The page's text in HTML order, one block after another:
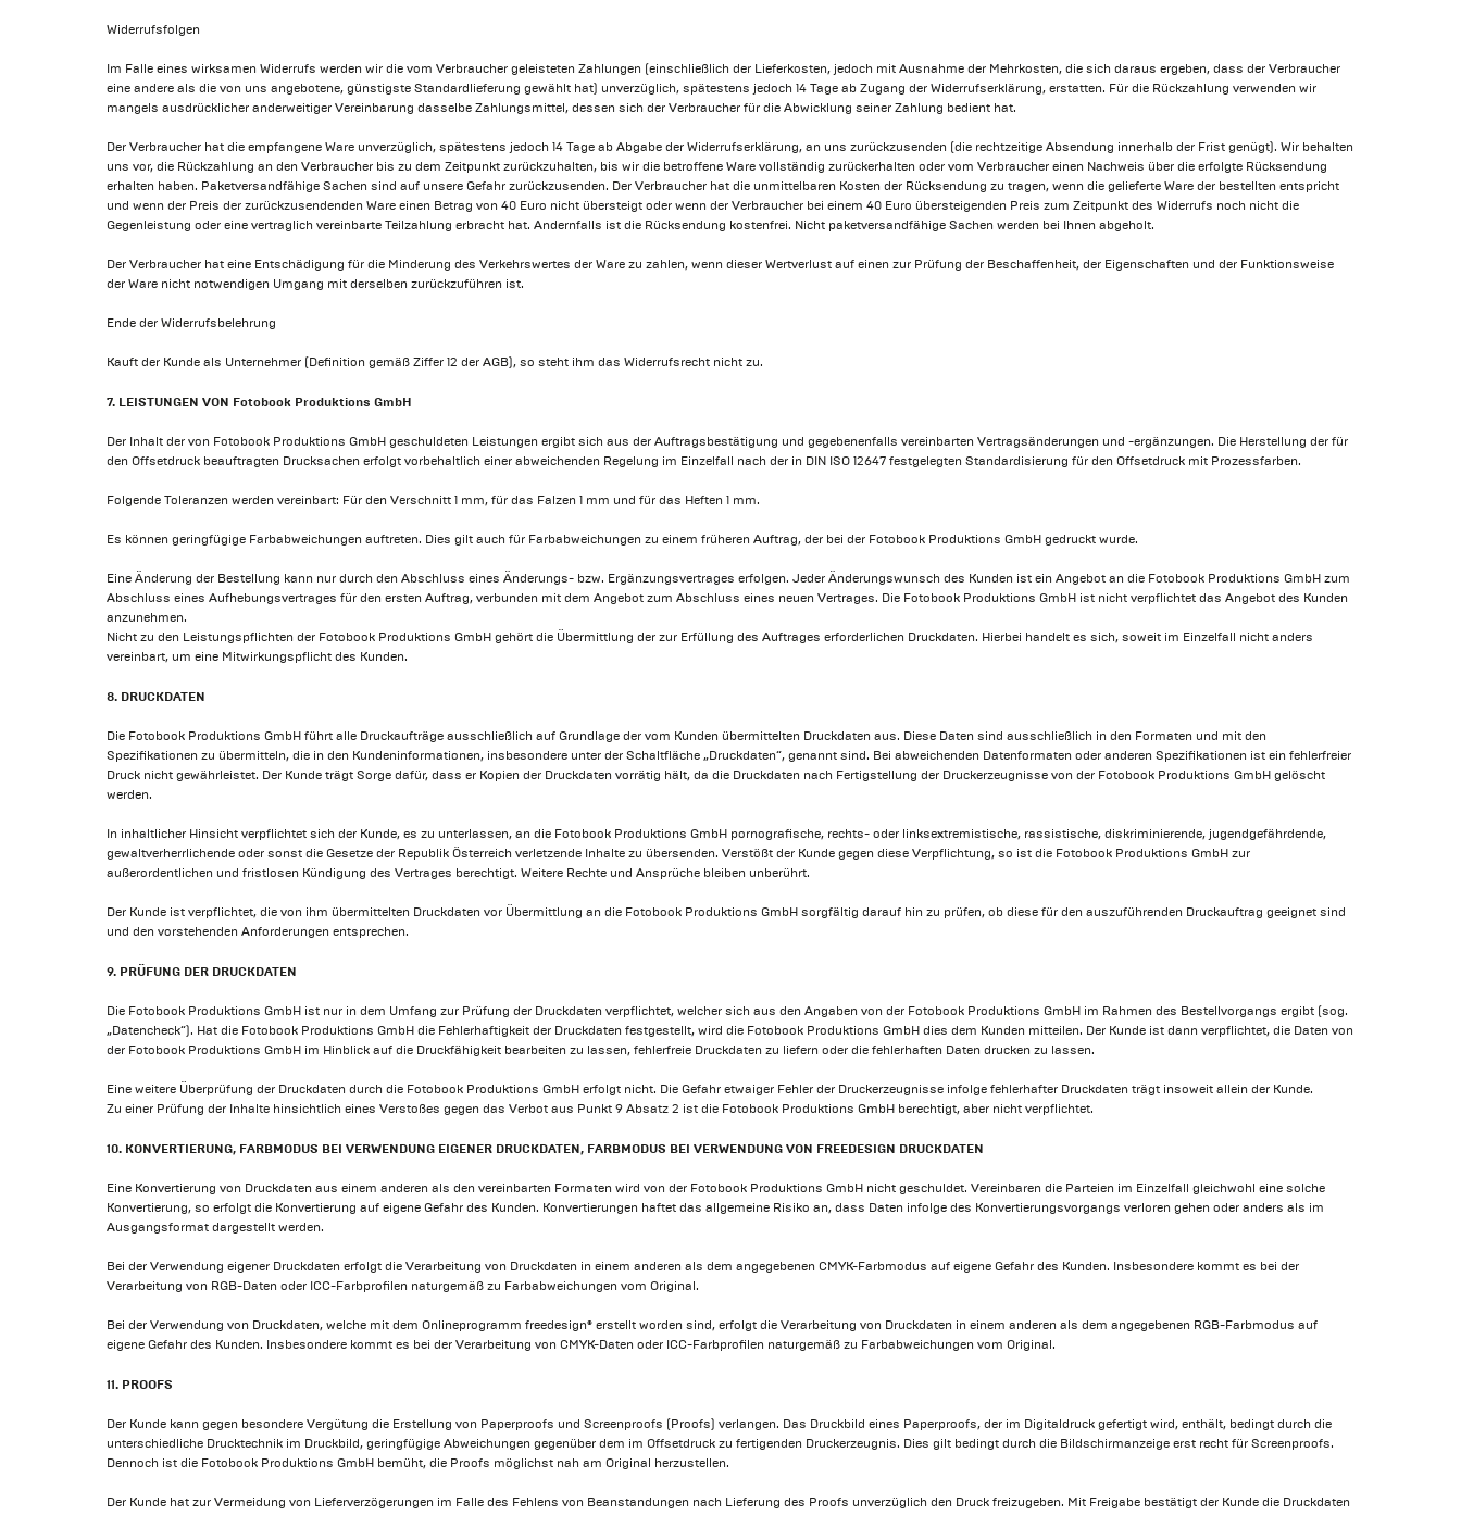
Widerrufsfolgen
Im Falle eines wirksamen Widerrufs werden wir die vom Verbraucher geleisteten Zahlungen (einschließlich der Lieferkosten, jedoch mit Ausnahme der Mehrkosten, die sich daraus ergeben, dass der Verbraucher
eine andere als die von uns angebotene, günstigste Standardlieferung gewählt hat) unverzüglich, spätestens jedoch 14 Tage ab Zugang der Widerrufserklärung, erstatten. Für die Rückzahlung verwenden wir
mangels ausdrücklicher anderweitiger Vereinbarung dasselbe Zahlungsmittel, dessen sich der Verbraucher für die Abwicklung seiner Zahlung bedient hat.
Der Verbraucher hat die empfangene Ware unverzüglich, spätestens jedoch 14 Tage ab Abgabe der Widerrufserklärung, an uns zurückzusenden (die rechtzeitige Absendung innerhalb der Frist genügt). Wir behalten
uns vor, die Rückzahlung an den Verbraucher bis zu dem Zeitpunkt zurückzuhalten, bis wir die betroffene Ware vollständig zurückerhalten oder vom Verbraucher einen Nachweis über die erfolgte Rücksendung
erhalten haben. Paketversandfähige Sachen sind auf unsere Gefahr zurückzusenden. Der Verbraucher hat die unmittelbaren Kosten der Rücksendung zu tragen, wenn die gelieferte Ware der bestellten entspricht
und wenn der Preis der zurückzusendenden Ware einen Betrag von 40 Euro nicht übersteigt oder wenn der Verbraucher bei einem 40 Euro übersteigenden Preis zum Zeitpunkt des Widerrufs noch nicht die
Gegenleistung oder eine vertraglich vereinbarte Teilzahlung erbracht hat. Andernfalls ist die Rücksendung kostenfrei. Nicht paketversandfähige Sachen werden bei Ihnen abgeholt.
Der Verbraucher hat eine Entschädigung für die Minderung des Verkehrswertes der Ware zu zahlen, wenn dieser Wertverlust auf einen zur Prüfung der Beschaffenheit, der Eigenschaften und der Funktionsweise
der Ware nicht notwendigen Umgang mit derselben zurückzuführen ist.
Ende der Widerrufsbelehrung
Kauft der Kunde als Unternehmer (Definition gemäß Ziffer 12 der AGB), so steht ihm das Widerrufsrecht nicht zu.
7. LEISTUNGEN VON Fotobook Produktions GmbH
Der Inhalt der von Fotobook Produktions GmbH geschuldeten Leistungen ergibt sich aus der Auftragsbestätigung und gegebenenfalls vereinbarten Vertragsänderungen und -ergänzungen. Die Herstellung der für
den Offsetdruck beauftragten Drucksachen erfolgt vorbehaltlich einer abweichenden Regelung im Einzelfall nach der in DIN ISO 12647 festgelegten Standardisierung für den Offsetdruck mit Prozessfarben.
Folgende Toleranzen werden vereinbart: Für den Verschnitt 1 mm, für das Falzen 1 mm und für das Heften 1 mm.
Es können geringfügige Farbabweichungen auftreten. Dies gilt auch für Farbabweichungen zu einem früheren Auftrag, der bei der Fotobook Produktions GmbH gedruckt wurde.
Eine Änderung der Bestellung kann nur durch den Abschluss eines Änderungs- bzw. Ergänzungsvertrages erfolgen. Jeder Änderungswunsch des Kunden ist ein Angebot an die Fotobook Produktions GmbH zum
Abschluss eines Aufhebungsvertrages für den ersten Auftrag, verbunden mit dem Angebot zum Abschluss eines neuen Vertrages. Die Fotobook Produktions GmbH ist nicht verpflichtet das Angebot des Kunden
anzunehmen.
Nicht zu den Leistungspflichten der Fotobook Produktions GmbH gehört die Übermittlung der zur Erfüllung des Auftrages erforderlichen Druckdaten. Hierbei handelt es sich, soweit im Einzelfall nicht anders
vereinbart, um eine Mitwirkungspflicht des Kunden.
8. DRUCKDATEN
Die Fotobook Produktions GmbH führt alle Druckaufträge ausschließlich auf Grundlage der vom Kunden übermittelten Druckdaten aus. Diese Daten sind ausschließlich in den Formaten und mit den
Spezifikationen zu übermitteln, die in den Kundeninformationen, insbesondere unter der Schaltfläche „Druckdaten“, genannt sind. Bei abweichenden Datenformaten oder anderen Spezifikationen ist ein fehlerfreier
Druck nicht gewährleistet. Der Kunde trägt Sorge dafür, dass er Kopien der Druckdaten vorrätig hält, da die Druckdaten nach Fertigstellung der Druckerzeugnisse von der Fotobook Produktions GmbH gelöscht
werden.
In inhaltlicher Hinsicht verpflichtet sich der Kunde, es zu unterlassen, an die Fotobook Produktions GmbH pornografische, rechts- oder linksextremistische, rassistische, diskriminierende, jugendgefährdende,
gewaltverherrlichende oder sonst die Gesetze der Republik Österreich verletzende Inhalte zu übersenden. Verstößt der Kunde gegen diese Verpflichtung, so ist die Fotobook Produktions GmbH zur
außerordentlichen und fristlosen Kündigung des Vertrages berechtigt. Weitere Rechte und Ansprüche bleiben unberührt.
Der Kunde ist verpflichtet, die von ihm übermittelten Druckdaten vor Übermittlung an die Fotobook Produktions GmbH sorgfältig darauf hin zu prüfen, ob diese für den auszuführenden Druckauftrag geeignet sind
und den vorstehenden Anforderungen entsprechen.
9. PRÜFUNG DER DRUCKDATEN
Die Fotobook Produktions GmbH ist nur in dem Umfang zur Prüfung der Druckdaten verpflichtet, welcher sich aus den Angaben von der Fotobook Produktions GmbH im Rahmen des Bestellvorgangs ergibt (sog.
„Datencheck“). Hat die Fotobook Produktions GmbH die Fehlerhaftigkeit der Druckdaten festgestellt, wird die Fotobook Produktions GmbH dies dem Kunden mitteilen. Der Kunde ist dann verpflichtet, die Daten von
der Fotobook Produktions GmbH im Hinblick auf die Druckfähigkeit bearbeiten zu lassen, fehlerfreie Druckdaten zu liefern oder die fehlerhaften Daten drucken zu lassen.
Eine weitere Überprüfung der Druckdaten durch die Fotobook Produktions GmbH erfolgt nicht. Die Gefahr etwaiger Fehler der Druckerzeugnisse infolge fehlerhafter Druckdaten trägt insoweit allein der Kunde.
Zu einer Prüfung der Inhalte hinsichtlich eines Verstoßes gegen das Verbot aus Punkt 9 Absatz 2 ist die Fotobook Produktions GmbH berechtigt, aber nicht verpflichtet.
10. KONVERTIERUNG, FARBMODUS BEI VERWENDUNG EIGENER DRUCKDATEN, FARBMODUS BEI VERWENDUNG VON FREEDESIGN DRUCKDATEN
Eine Konvertierung von Druckdaten aus einem anderen als den vereinbarten Formaten wird von der Fotobook Produktions GmbH nicht geschuldet. Vereinbaren die Parteien im Einzelfall gleichwohl eine solche
Konvertierung, so erfolgt die Konvertierung auf eigene Gefahr des Kunden. Konvertierungen haftet das allgemeine Risiko an, dass Daten infolge des Konvertierungsvorgangs verloren gehen oder anders als im
Ausgangsformat dargestellt werden.
Bei der Verwendung eigener Druckdaten erfolgt die Verarbeitung von Druckdaten in einem anderen als dem angegebenen CMYK-Farbmodus auf eigene Gefahr des Kunden. Insbesondere kommt es bei der
Verarbeitung von RGB-Daten oder ICC-Farbprofilen naturgemäß zu Farbabweichungen vom Original.
Bei der Verwendung von Druckdaten, welche mit dem Onlineprogramm freedesign® erstellt worden sind, erfolgt die Verarbeitung von Druckdaten in einem anderen als dem angegebenen RGB-Farbmodus auf
eigene Gefahr des Kunden. Insbesondere kommt es bei der Verarbeitung von CMYK-Daten oder ICC-Farbprofilen naturgemäß zu Farbabweichungen vom Original.
11. PROOFS
Der Kunde kann gegen besondere Vergütung die Erstellung von Paperproofs und Screenproofs (Proofs) verlangen. Das Druckbild eines Paperproofs, der im Digitaldruck gefertigt wird, enthält, bedingt durch die
unterschiedliche Drucktechnik im Druckbild, geringfügige Abweichungen gegenüber dem im Offsetdruck zu fertigenden Druckerzeugnis. Dies gilt bedingt durch die Bildschirmanzeige erst recht für Screenproofs.
Dennoch ist die Fotobook Produktions GmbH bemüht, die Proofs möglichst nah am Original herzustellen.
Der Kunde hat zur Vermeidung von Lieferverzögerungen im Falle des Fehlens von Beanstandungen nach Lieferung des Proofs unverzüglich den Druck freizugeben. Mit Freigabe bestätigt der Kunde die Druckdaten